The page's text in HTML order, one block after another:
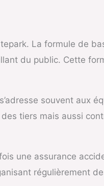
La formule de
du public. Cette
souvent aux
tiers mais aussi
une assurance
régulièrement